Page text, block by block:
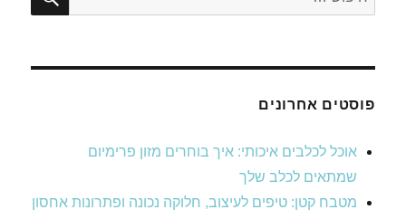
פוסטים אחרונים
אוכל לכלבים איכותי: איך בוחרים מזון פרימיום
שמתאים לכלב שלך
מטבח קטן: טיפים לעיצוב, חלוקה נכונה ופתרונות אחסון